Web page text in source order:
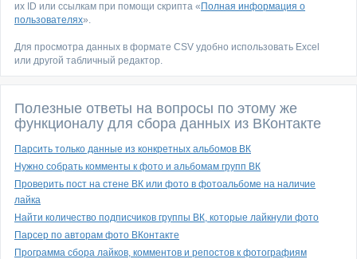
их ID или ссылкам при помощи скрипта « Полная информация о
пользователях».
Для просмотра данных в формате CSV удобно использовать Excel
или другой табличный редактор.
Полезные ответы на вопросы по этому же
функционалу для сбора данных из ВКонтакте
Парсить только данные из конкретных альбомов ВК
Нужно собрать комменты к фото и альбомам групп ВК
Проверить пост на стене ВК или фото в фотоальбоме на наличие
лайка
Найти количество подписчиков группы ВК, которые лайкнули фото
Парсер по авторам фото ВКонтакте
Программа сбора лайков, комментов и репостов к фотографиям